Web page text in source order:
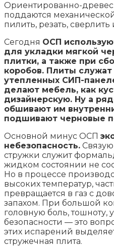
Ориентированно-
поддаются
пилить, резать,
Сегодня ОСП
для укладки мягкой
плитки, а также при
коробов. Плиты
утепленных СИП-
делают мебель, как
дизайнерскую. Ну а
обшивают им
подшивают черновые
Основной минус ОСП
небезопасность.
стружки служит
жидком состоянии не
Но в процессе
высоких температур,
превращается в газ с
запахом. При большой
головную боль, тошноту,
безопасности — это
этих испарений
стружечная плита.